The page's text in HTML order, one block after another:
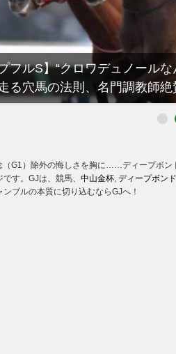
フルS】“クロワデュノール
る穴馬の法則、名門調教師絶
（G1）除外の悔しさを胸に……ディープボン
す。GJは、競馬、 中山金杯, ディープボンド
ンブルの本質に切り込むならGJへ！